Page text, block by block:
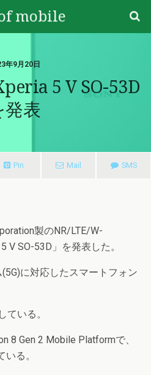
mobile
年9月20日
5 V SO-53D
発表
Pin Mail SMS
製のNR/LTE/W-
V SO-53D」を発表した。
に対応したスマートフォン
ている。
8 Gen 2 Mobile Platformで、
る。